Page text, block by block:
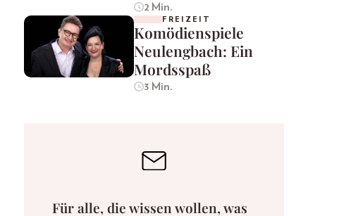
2 Min.
FREIZEIT
Komödienspiele
Neulengbach: Ein
Mordsspaß
3 Min.
Für alle, die wissen wollen, was